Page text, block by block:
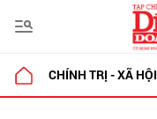
CHÍNH TRỊ - XÃ HỘI